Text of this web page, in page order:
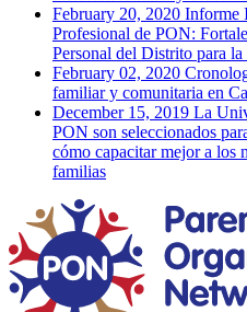
February 20, 2020 Informe
Profesional de PON:
Personal del Distrito para
February 02, 2020
familiar y comunitaria en
December 15, 2019 La
PON son seleccionados
cómo capacitar mejor a los
familias